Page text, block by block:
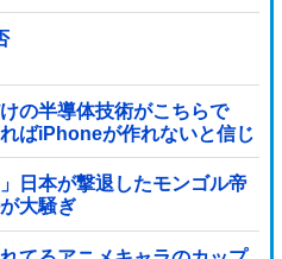
の半導体技術がこちらで
ばiPhoneが作れないと信じ
日本が撃退したモンゴル帝
大騒ぎ